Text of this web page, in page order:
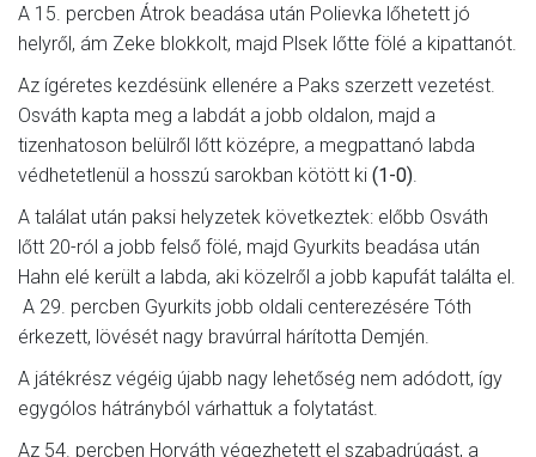
A 15. percben Átrok beadása után Polievka lőhetett jó
helyről, ám Zeke blokkolt, majd Plsek lőtte fölé a kipattanót.
Az ígéretes kezdésünk ellenére a Paks szerzett vezetést.
Osváth kapta meg a labdát a jobb oldalon, majd a
tizenhatoson belülről lőtt középre, a megpattanó labda
védhetetlenül a hosszú sarokban kötött ki (1-0)
A találat után paksi helyzetek következtek: előbb Osváth
lőtt 20-ról a jobb felső fölé, majd Gyurkits beadása után
Hahn elé került a labda, aki közelről a jobb kapufát találta el.
A 29. percben Gyurkits jobb oldali centerezésére Tóth
érkezett, lövését nagy bravúrral hárította Demjén.
A játékrész végéig újabb nagy lehetőség nem adódott, így
egygólos hátrányból várhattuk a folytatást.
Az 54. percben Horváth végezhetett el szabadrúgást, a